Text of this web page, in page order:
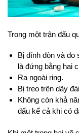
Trong một trận đấu
Bị dính đòn và đo
là đứng bằng hai
Ra ngoài ring.
Bị treo trên dây
Không còn khả
đấu kể cả khi có